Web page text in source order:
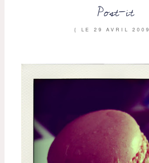
Post-it
{ LE 29 AVRIL 2009